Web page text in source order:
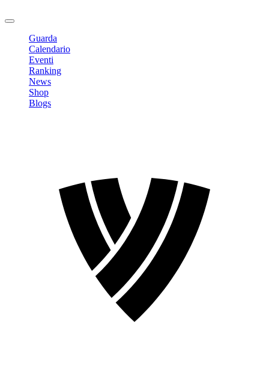
Guarda
Calendario
Eventi
Ranking
News
Shop
Blogs